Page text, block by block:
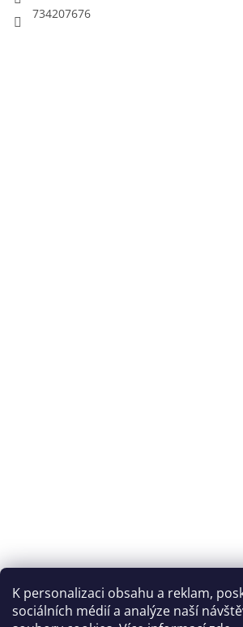
K personalizaci obsahu a reklam,
sociálních médií a analýze naší
734207676